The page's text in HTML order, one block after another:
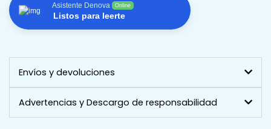
Asistente Denova Online
Listos para leerte
Envíos y devoluciones
Advertencias y Descargo de responsabilidad